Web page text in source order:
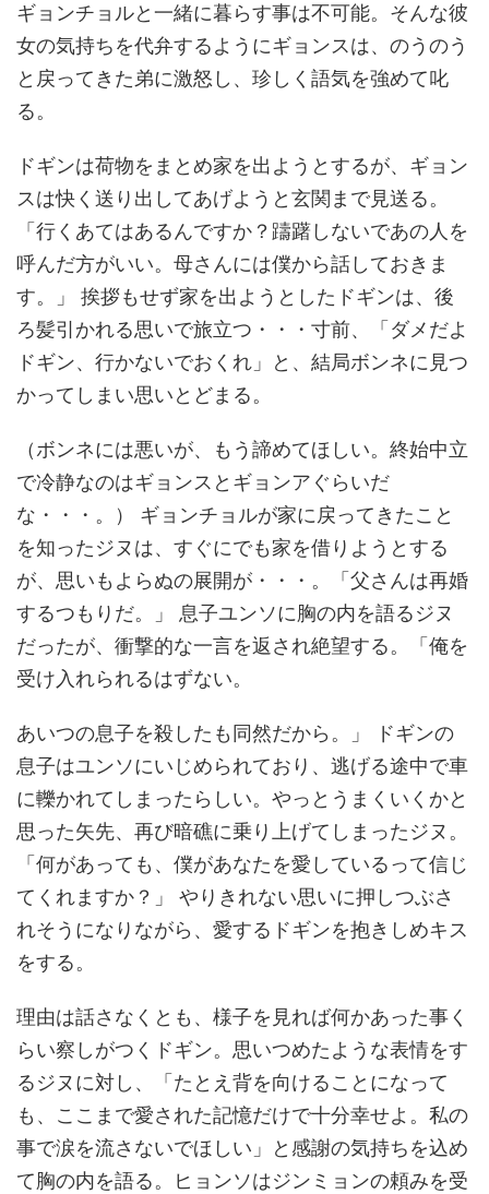
ギョンチョルと一緒に暮らす事は不可能。そんな彼
女の気持ちを代弁するようにギョンスは、のうのう
と戻ってきた弟に激怒し、珍しく語気を強めて叱
る。
ドギンは荷物をまとめ家を出ようとするが、ギョン
スは快く送り出してあげようと玄関まで見送る。
「行くあてはあるんですか？躊躇しないであの人を
呼んだ方がいい。母さんには僕から話しておきま
す。」 挨拶もせず家を出ようとしたドギンは、後
ろ髪引かれる思いで旅立つ・・・寸前、「ダメだよ
ドギン、行かないでおくれ」と、結局ボンネに見つ
かってしまい思いとどまる。
（ボンネには悪いが、もう諦めてほしい。終始中立
で冷静なのはギョンスとギョンアぐらいだ
な・・・。） ギョンチョルが家に戻ってきたこと
を知ったジヌは、すぐにでも家を借りようとする
が、思いもよらぬの展開が・・・。「父さんは再婚
するつもりだ。」 息子ユンソに胸の内を語るジヌ
だったが、衝撃的な一言を返され絶望する。「俺を
受け入れられるはずない。
あいつの息子を殺したも同然だから。」 ドギンの
息子はユンソにいじめられており、逃げる途中で車
に轢かれてしまったらしい。やっとうまくいくかと
思った矢先、再び暗礁に乗り上げてしまったジヌ。
「何があっても、僕があなたを愛しているって信じ
てくれますか？」 やりきれない思いに押しつぶさ
れそうになりながら、愛するドギンを抱きしめキス
をする。
理由は話さなくとも、様子を見れば何かあった事く
らい察しがつくドギン。思いつめたような表情をす
るジヌに対し、「たとえ背を向けることになって
も、ここまで愛された記憶だけで十分幸せよ。私の
事で涙を流さないでほしい」と感謝の気持ちを込め
て胸の内を語る。ヒョンソはジンミョンの頼みを受